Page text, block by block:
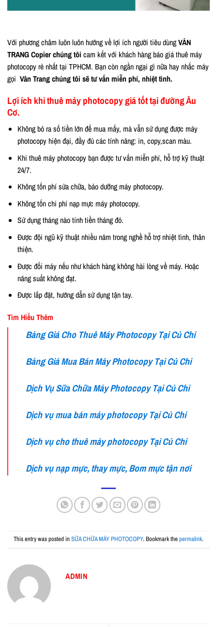
Với phương châm luôn luôn hướng về lợi ích người tiêu dùngVÂN
TRANG Copier chúng tôi cam kết với khách hàng báo giá thuê máy
photocopy rẻ nhất tại TPHCM. Bạn còn ngần ngại gì nữa hay nhấc máy
gọi Vân Trang chúng tôi sẽ tư vấn miễn phí, nhiệt tình.
Lợi ích khi thuê máy photocopy giá tốt tại đường Âu
Cơ.
Không bỏ ra số tiền lớn để mua mấy, mà vẫn sử dụng được máy
photocopy hiện đại, đầy đủ các tính năng: in, copy,scan màu.
Khi thuê máy photocopy bạn được tư vấn miễn phí, hỗ trợ kỹ thuật
24/7.
Không tốn phí sửa chữa, bảo dưỡng máy photocopy.
Không tốn chi phí nạp mực máy photocopy.
Sử dụng tháng nào tính tiền tháng đó.
Được đội ngũ kỹ thuật nhiều năm trong nghề hỗ trợ nhiệt tình, thân
thiện.
Được đổi máy nếu như khách hàng không hài lòng về máy. Hoặc
năng suất không đạt.
Được lắp đặt, hướng dẫn sử dụng tận tay.
Tìm Hiểu Thêm
Bảng Giá Cho Thuê Máy Photocopy Tại Củ Chi
Bảng Giá Mua Bán Máy Photocopy Tại Củ Chi
Dịch Vụ Sữa Chữa Máy Photocopy Tại Củ Chi
Dịch vụ mua bán máy photocopy Tại Củ Chi
Dịch vụ cho thuê máy photocopy Tại Củ Chi
Dịch vụ nạp mực, thay mực, Bom mực tận nơi
This entry was posted in SỮA CHỮA MÁY PHOTOCOPY. Bookmark thepermalink.
ADMIN